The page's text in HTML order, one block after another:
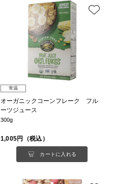
常温
オーガニックコーンフレーク フル
ーツジュース
300g
1,005円（税込）
カートに入れる